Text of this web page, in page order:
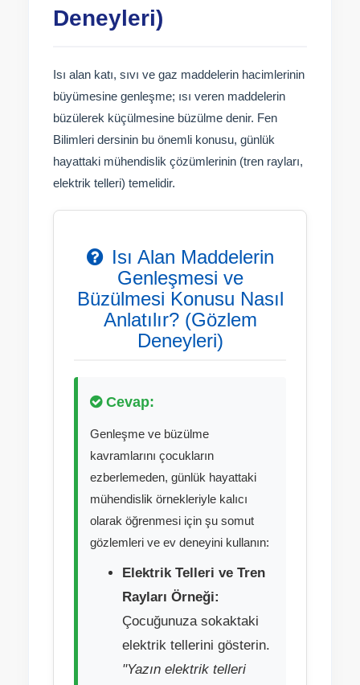
Deneyleri)
Isı alan katı, sıvı ve gaz maddelerin hacimlerinin
büyümesine genleşme; ısı veren maddelerin
büzülerek küçülmesine büzülme denir. Fen
Bilimleri dersinin bu önemli konusu, günlük
hayattaki mühendislik çözümlerinin (tren rayları,
elektrik telleri) temelidir.
Isı Alan Maddelerin
Genleşmesi ve
Büzülmesi Konusu Nasıl
Anlatılır? (Gözlem
Deneyleri)
Cevap:
Genleşme ve büzülme
kavramlarını çocukların
ezberlemeden, günlük hayattaki
mühendislik örnekleriyle kalıcı
olarak öğrenmesi için şu somut
gözlemleri ve ev deneyini kullanın:
Elektrik Telleri ve Tren
Rayları Örneği:
Çocuğunuza sokaktaki
elektrik tellerini gösterin.
"Yazın elektrik telleri